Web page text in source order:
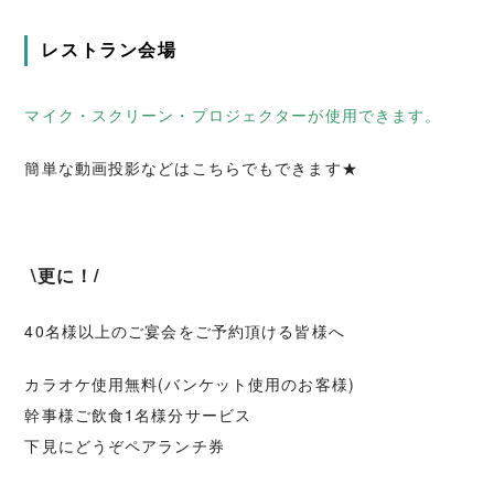
レストラン会場
マイク・スクリーン・プロジェクターが使用できます。
簡単な動画投影などはこちらでもできます★
\更に！/
40名様以上のご宴会をご予約頂ける皆様へ
カラオケ使用無料(バンケット使用のお客様)
幹事様ご飲食1名様分サービス
下見にどうぞペアランチ券